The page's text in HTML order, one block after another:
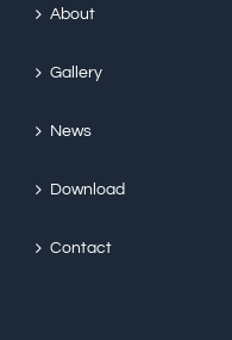
About
Gallery
News
Download
Contact